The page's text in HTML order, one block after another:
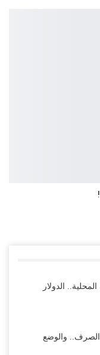
الدولار
الصرف.. والوضع